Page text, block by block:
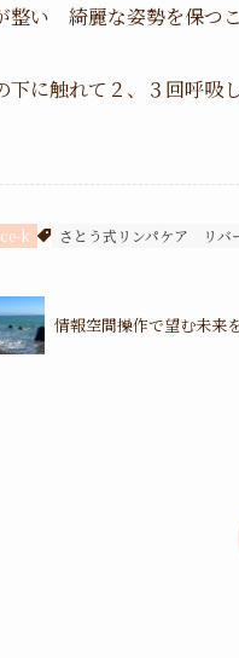
整い 綺麗な姿勢を保つこ
下に触れて２、３回呼吸
k さとう式リンパケア リバ
情報空間操作で望む未来